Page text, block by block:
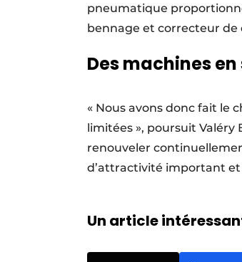
pneumatique
bennage et correcteur de
Des machines
« Nous avons donc fait le
limitées », poursuit Valéry
renouveler
d’attractivité important
Un article